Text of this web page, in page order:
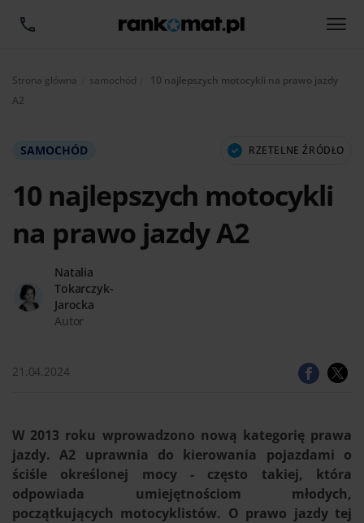
Strona główna samochód Aktualnie:
10 najlepszych motocykli na prawo jazdy
A2
SAMOCHÓD RZETELNE ŹRÓDŁO
10 najlepszych motocykli
na prawo jazdy A2
Natalia
Tokarczyk-
Jarocka
Autor
21.04.2024
W 2013 roku wprowadzono nową kategorię prawa
jazdy. A2 uprawnia do kierowania pojazdami o
ściśle określonej mocy - często takiej, która
odpowiada umiejętnościom młodych,
początkujących motocyklistów. O prawo jazdy tej